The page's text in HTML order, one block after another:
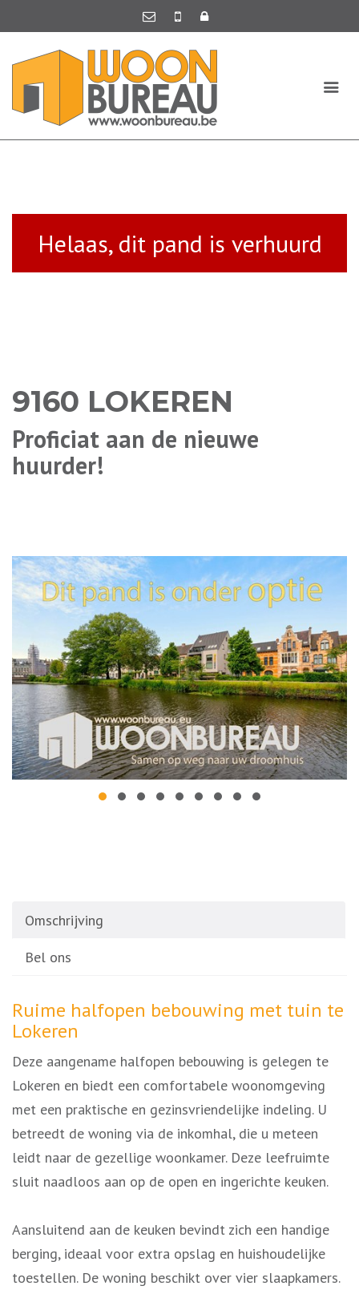
Helaas, dit pand is verhuurd
9160 LOKEREN
Proficiat aan de nieuwe
huurder!
Omschrijving
Bel ons
Omschrijving
Ruime halfopen bebouwing met tuin te
Lokeren
Deze aangename halfopen bebouwing is gelegen te
Lokeren en biedt een comfortabele woonomgeving
met een praktische en gezinsvriendelijke indeling. U
betreedt de woning via de inkomhal, die u meteen
leidt naar de gezellige woonkamer. Deze leefruimte
sluit naadloos aan op de open en ingerichte keuken.
Aansluitend aan de keuken bevindt zich een handige
berging, ideaal voor extra opslag en huishoudelijke
toestellen. De woning beschikt over vier slaapkamers.